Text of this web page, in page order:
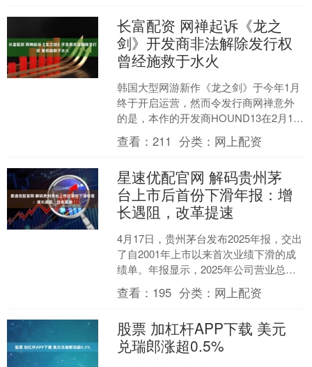
长富配资 网禅起诉《龙之
剑》开发商非法解除发行权
曾经施救于水火
韩国大型网游新作《龙之剑》于今年1月
终于开启运营，然而令发行商网禅意外
的是，本作的开发商HOUND13在2月13
日就单方面宣布已经与网禅解除了发行
协议，引发网禅....
查看：211 分类： 网上配资
星速优配官网 解码贵州茅
台上市后首份下滑年报：增
长遇阻，改革提速
4月17日，贵州茅台发布2025年报，交出
了自2001年上市以来首次业绩下滑的成
绩单。年报显示，2025年公司营业总收
入同比下滑1.2%至1720.54亿元，归....
查看： 195 分类： 网上配资
股票 加杠杆APP下载 美元
兑瑞郎涨超0.5%